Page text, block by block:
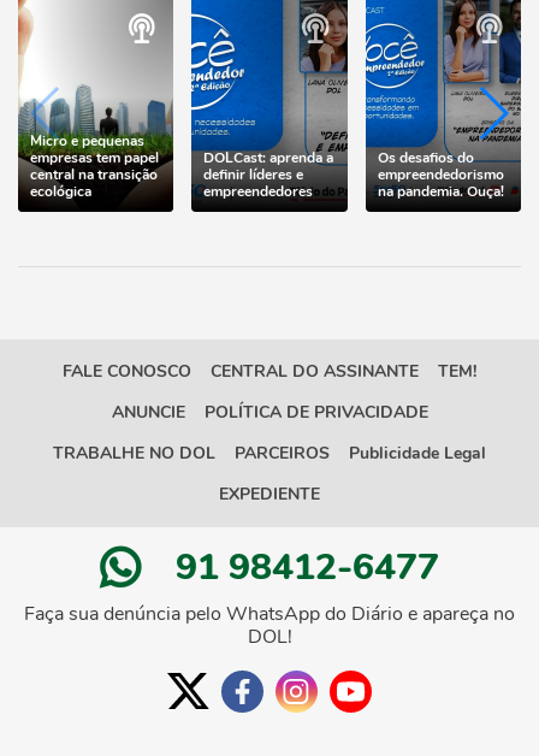
Micro e pequenas
empresas tem papel
central na transição
ecológica
DOLCast: aprenda a
definir líderes e
empreendedores
Os desafios do
empreendedorismo
na pandemia. Ouça!
FALE CONOSCO CENTRAL DO ASSINANTE
TEM!
ANUNCIE
POLÍTICA DE PRIVACIDADE
TRABALHE NO DOL
PARCEIROS
Publicidade Legal
EXPEDIENTE
91 98412-6477
Faça sua denúncia pelo WhatsApp do Diário e apareça no
DOL!